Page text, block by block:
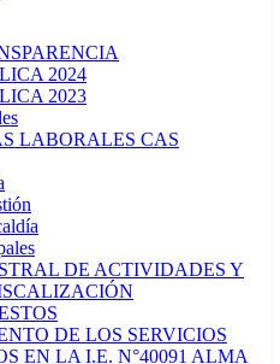
2024
2023
LABORALES CAS
DE ACTIVIDADES Y
DE LOS SERVICIOS
EN LA I.E. N°40091 ALMA